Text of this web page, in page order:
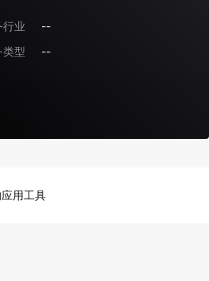
行业
--
类型
--
用工具